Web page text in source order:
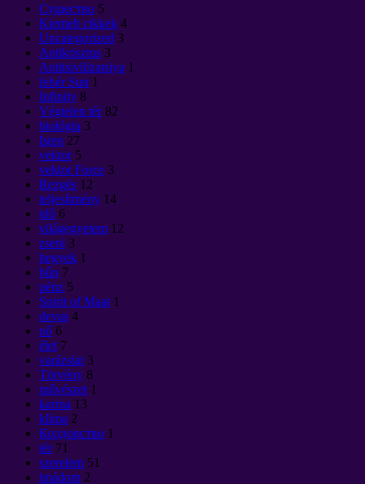
Cущество 5
Kiemelt cikkek 4
Uncategorized 3
Antikrisztus 3
Antitsivilizatsiya 1
fehér Sun 1
Infinity 8
Végtelen tér 82
biológia 3
Isten 27
vektor 5
vektor Force 3
Rezgés 12
teljesítmény 14
idő 6
világegyetem 12
zseni 3
hegyek 1
bűn 7
pénz 5
Spirit of Maat 1
devas 4
nő 6
élet 7
varázslat 3
Törvény 8
művészet 1
karma 13
klíma 2
Колдовство 1
tér 71
szerelem 51
imádom 2